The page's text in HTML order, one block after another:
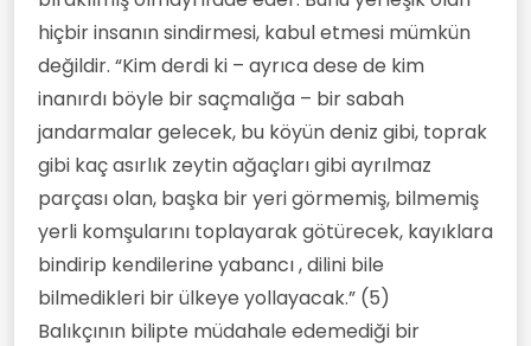
hiçbir insanın sindirmesi, kabul etmesi mümkün
değildir. “Kim derdi ki – ayrıca dese de kim
inanırdı böyle bir saçmalığa – bir sabah
jandarmalar gelecek, bu köyün deniz gibi, toprak
gibi kaç asırlık zeytin ağaçları gibi ayrılmaz
parçası olan, başka bir yeri görmemiş, bilmemiş
yerli komşularını toplayarak götürecek, kayıklara
bindirip kendilerine yabancı , dilini bile
bilmedikleri bir ülkeye yollayacak.” (5)
Balıkçının bilipte müdahale edemediği bir